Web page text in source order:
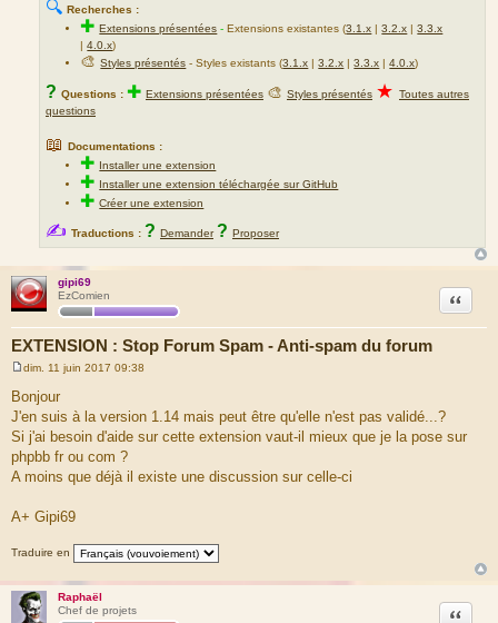
🔍 Recherches :
✚Extensions présentées - Extensions existantes (3.1.x |3.2.x |3.3.x
|4.0.x)
🎨Styles présentés - Styles existants (3.1.x |3.2.x |3.3.x |4.0.x)
? Questions : ✚ Extensions présentées 🎨 Styles présentés ★ Toutes autres
questions
📖 Documentations :
✚ Installer une extension
✚ Installer une extension téléchargée sur GitHub
✚Créer une extension
✍ Traductions : ? Demander ? Proposer
gipi69
EzComien
EXTENSION : Stop Forum Spam - Anti-spam du forum
Citation
s
s
a
g
e
dim. 11 juin 2017 09:38
Bonjour
J'en suis à la version 1.14 mais peut être qu'elle n'est pas validé...?
Si j'ai besoin d'aide sur cette extension vaut-il mieux que je la pose sur
phpbb fr ou com ?
A moins que déjà il existe une discussion sur celle-ci
A+ Gipi69
Traduire en
Raphaël
Chef de projets
Citation